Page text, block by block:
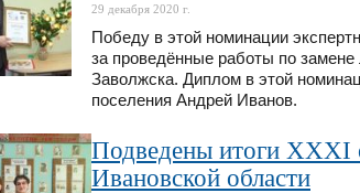
29 декабря 2020 г.
Победу в этой номинации
за проведённые работы по замене
Заволжска. Диплом в этой
поселения Андрей Иванов.
Подведены итоги XХХI
Ивановской области